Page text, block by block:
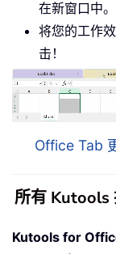
在新窗口中。
将您的工作
击！
Office Tab
所有 Kutools
Kutools for